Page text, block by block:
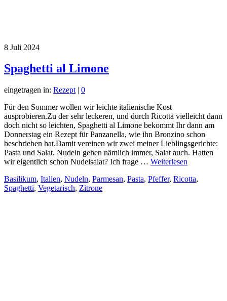
8 Juli 2024
Spaghetti al Limone
eingetragen in: Rezept | 0
Für den Sommer wollen wir leichte italienische Kost
ausprobieren.Zu der sehr leckeren, und durch Ricotta vielleicht dann
doch nicht so leichten, Spaghetti al Limone bekommt Ihr dann am
Donnerstag ein Rezept für Panzanella, wie ihn Bronzino schon
beschrieben hat.Damit vereinen wir zwei meiner Lieblingsgerichte:
Pasta und Salat. Nudeln gehen nämlich immer, Salat auch. Hatten
wir eigentlich schon Nudelsalat? Ich frage … Weiterlesen
Basilikum, Italien, Nudeln, Parmesan, Pasta, Pfeffer, Ricotta,
Spaghetti, Vegetarisch, Zitrone